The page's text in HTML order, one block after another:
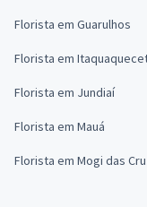
Florista em Guarulhos
Florista em
Florista em Jundiaí
Florista em Mauá
Florista em Mogi das